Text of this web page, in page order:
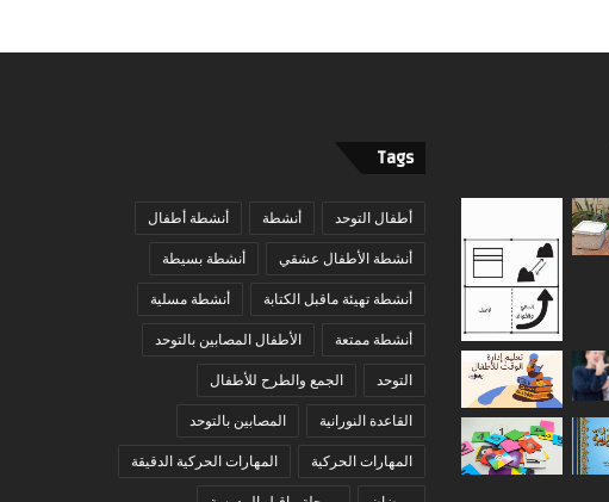
Tags
أطفال التوحد أنشطة أنشطة أطفال
أنشطة الأطفال عشقي أنشطة بسيطة
أنشطة تهيئة ماقبل الكتابة أنشطة مسلية
أنشطة ممتعة الأطفال المصابين بالتوحد
التوحد الجمع والطرح للأطفال
القاعدة النورانية المصابين بالتوحد
المهارات الحركية المهارات الحركية الدقيقة